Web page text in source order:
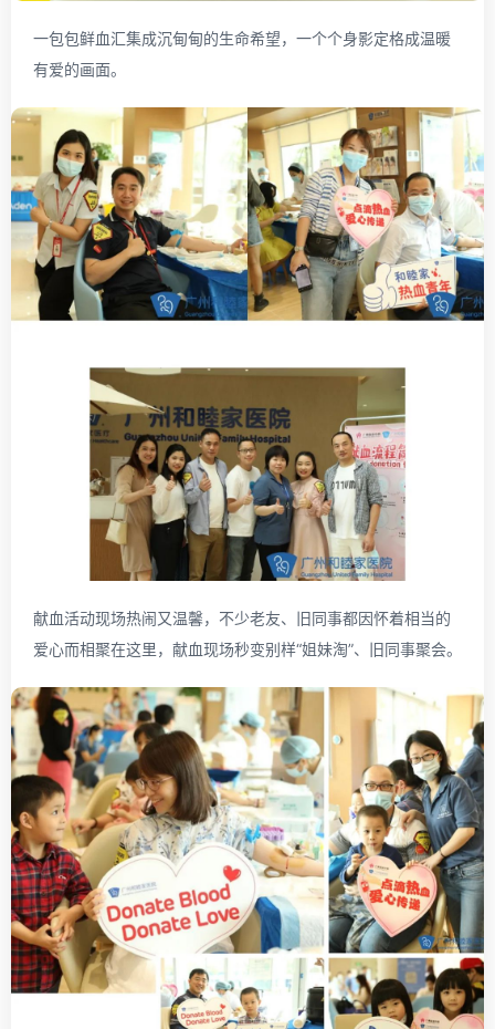
一包包鲜血汇集成沉甸甸的生命希望，一个个身影定格成温暖
有爱的画面。
献血活动现场热闹又温馨，不少老友、旧同事都因怀着相当的
爱心而相聚在这里，献血现场秒变别样“姐妹淘”、旧同事聚会。